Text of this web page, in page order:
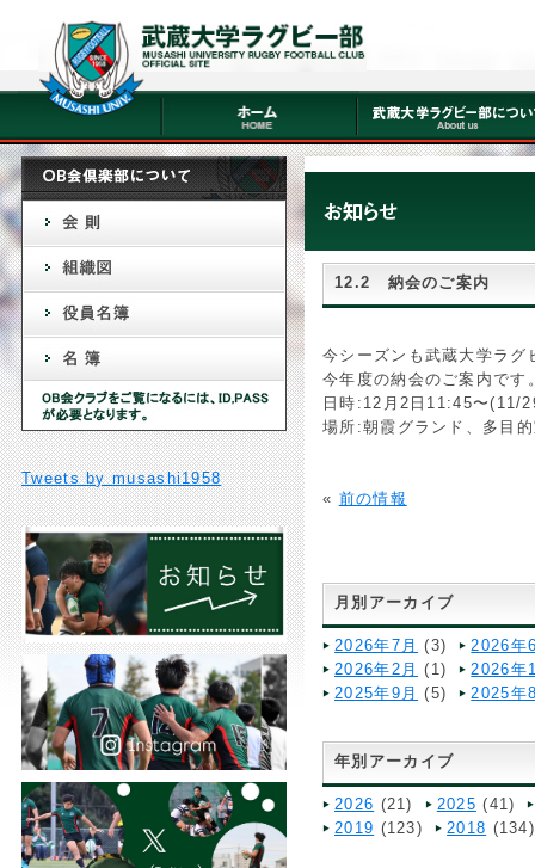
12.2 納会のご案内
今シーズンも武蔵大学ラグ
今年度の納会のご案内です
日時:12月2日11:45〜(11/
場所:朝霞グランド、多目
« 前の情報
月別アーカイブ
2026年7月 (3)
2026年
2026年2月 (1)
2026年
2025年9月 (5) 2025年
年別アーカイブ
2026 (21) 2025 (41)
2019 (123) 2018 (134)
Tweets by musashi1958